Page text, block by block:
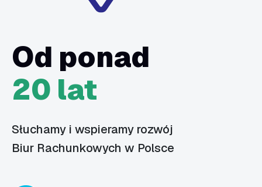
Od ponad
20 lat
Słuchamy i wspieramy rozwój
Biur Rachunkowych w Polsce